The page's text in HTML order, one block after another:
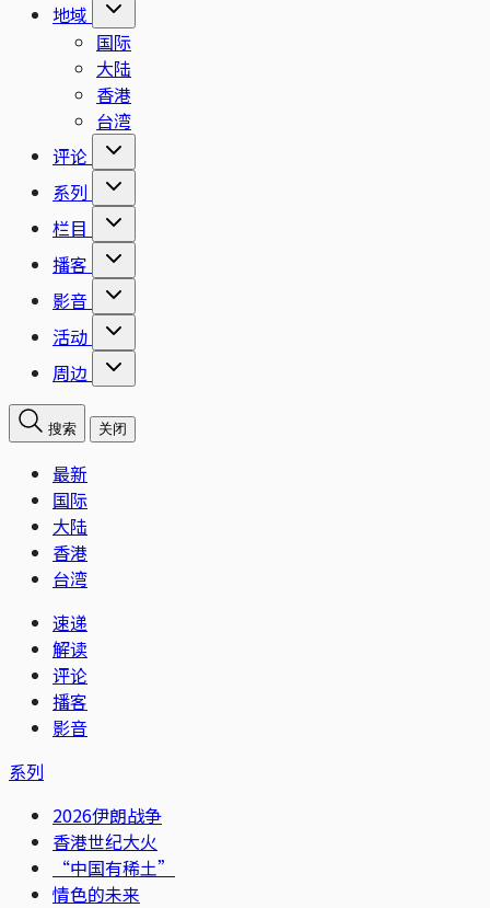
地域
国际
大陆
香港
台湾
评论
系列
栏目
播客
影音
活动
周边
搜索 关闭
最新
国际
大陆
香港
台湾
速递
解读
评论
播客
影音
系列
2026伊朗战争
香港世纪大火
“中国有稀土”
情色的未来